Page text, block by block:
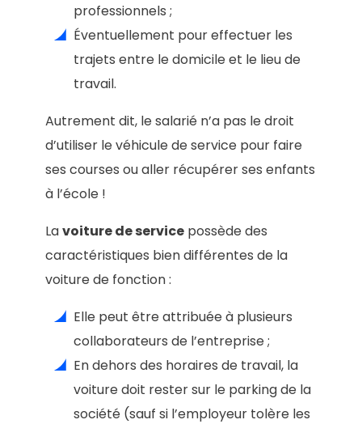
professionnels ;
Éventuellement pour effectuer les
trajets entre le domicile et le lieu de
travail.
Autrement dit, le salarié n’a pas le droit
d’utiliser le véhicule de service pour faire
ses courses ou aller récupérer ses enfants
à l’école !
Lavoiture de service possède des
caractéristiques bien différentes de la
voiture de fonction :
Elle peut être attribuée à plusieurs
collaborateurs de l’entreprise ;
En dehors des horaires de travail, la
voiture doit rester sur le parking de la
société (sauf si l’employeur tolère les